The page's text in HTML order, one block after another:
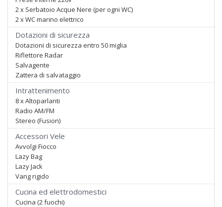
2 x Serbatoio Acque Nere (per ogni WC)
2 x WC marino elettrico
Dotazioni di sicurezza
Dotazioni di sicurezza entro 50 miglia
Riflettore Radar
Salvagente
Zattera di salvataggio
Intrattenimento
8 x Altoparlanti
Radio AM/FM
Stereo (Fusion)
Accessori Vele
Avvolgi Fiocco
Lazy Bag
Lazy Jack
Vang rigido
Cucina ed elettrodomestici
Cucina (2 fuochi)